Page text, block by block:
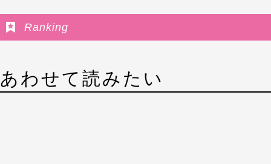
Ranking
あわせて読みたい